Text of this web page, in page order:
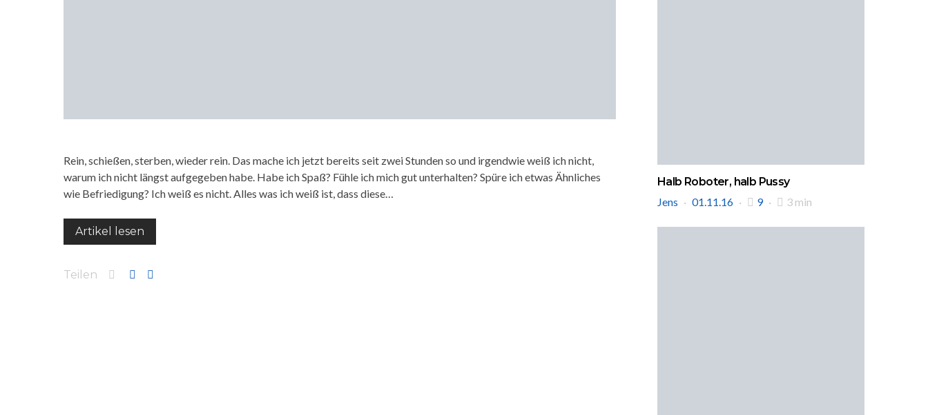
Rein, schießen, sterben, wieder rein. Das mache ich jetzt bereits seit zwei Stunden so und irgendwie weiß ich nicht,
warum ich nicht längst aufgegeben habe. Habe ich Spaß? Fühle ich mich gut unterhalten? Spüre ich etwas Ähnliches
wie Befriedigung? Ich weiß es nicht. Alles was ich weiß ist, dass diese…
Artikel lesen
Teilen
Halb Roboter, halb Pussy
Jens
01.11.16 9 3 min